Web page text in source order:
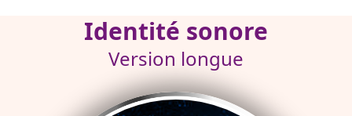
Identité sonore
Version longue